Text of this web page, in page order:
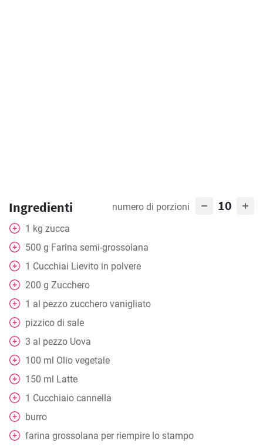
Ingredienti numero di porzioni 10
1 kg zucca
500 g Farina semi-grossolana
1 Cucchiai Lievito in polvere
200 g Zucchero
1 al pezzo zucchero vanigliato
pizzico di sale
3 al pezzo Uova
100 ml Olio vegetale
150 ml Latte
1 Cucchiaio cannella
burro
farina grossolana per riempire lo stampo